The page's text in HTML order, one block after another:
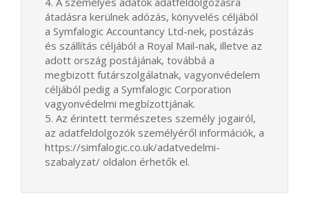
átadásra kerülnek adózás, könyvelés céljából
a Symfalogic Accountancy Ltd-nek, postázás
és szállítás céljából a Royal Mail-nak, illetve az
adott ország postájának, továbbá a
megbizott futárszolgálatnak, vagyonvédelem
céljából pedig a Symfalogic Corporation
vagyonvédelmi megbízottjának.
5. Az érintett természetes személy jogairól,
az adatfeldolgozók személyéről információk, a
https://simfalogic.co.uk/adatvedelmi-
szabalyzat/ oldalon érhetők el.